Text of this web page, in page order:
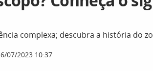
complexa; descubra a história do
07/2023 10:37